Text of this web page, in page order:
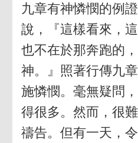
九章有神憐憫的例
說，『這樣看來，
也不在於那奔跑的
神。』照著行傳九
施憐憫。毫無疑問
得很多。然而，很
禱告。但有一天，